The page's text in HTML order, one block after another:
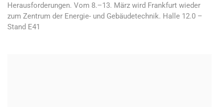
Herausforderungen. Vom 8.–13. März wird Frankfurt wieder
zum Zentrum der Energie- und Gebäudetechnik. Halle 12.0 –
Stand E41